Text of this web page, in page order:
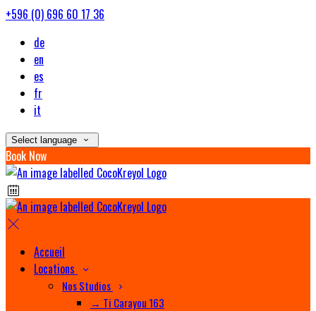
+596 (0) 696 60 17 36
de
en
es
fr
it
Select language
Book Now
Accueil
Locations
Nos Studios
→ Ti Carayou 163